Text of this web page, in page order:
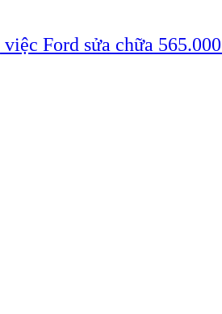
Ford sửa chữa